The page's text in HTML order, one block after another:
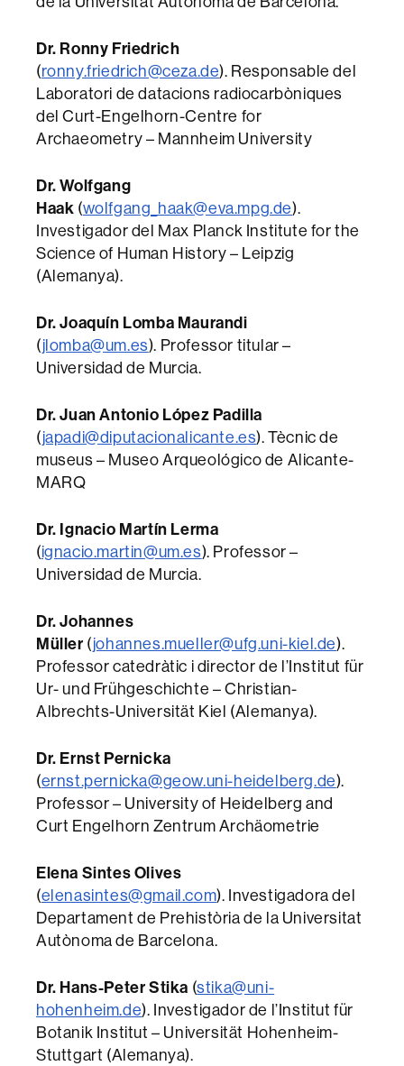
Dr. Ronny Friedrich
(ronny.friedrich@ceza.de). Responsable del
Laboratori de datacions radiocarbòniques
del Curt-Engelhorn-Centre for
Archaeometry – Mannheim University
Dr. Wolfgang
Haak (wolfgang_haak@eva.mpg.de).
Investigador del Max Planck Institute for the
Science of Human History – Leipzig
(Alemanya).
Dr. Joaquín Lomba Maurandi
(jlomba@um.es). Professor titular –
Universidad de Murcia.
Dr. Juan Antonio López Padilla
(japadi@diputacionalicante.es). Tècnic de
museus – Museo Arqueológico de Alicante-
MARQ
Dr. Ignacio Martín Lerma
(ignacio.martin@um.es). Professor –
Universidad de Murcia.
Dr. Johannes
Müller (johannes.mueller@ufg.uni-kiel.de).
Professor catedràtic i director de l’Institut für
Ur- und Frühgeschichte – Christian-
Albrechts-Universität Kiel (Alemanya).
Dr. Ernst Pernicka
(ernst.pernicka@geow.uni-heidelberg.de).
Professor – University of Heidelberg and
Curt Engelhorn Zentrum Archäometrie
Elena Sintes Olives
(elenasintes@gmail.com). Investigadora del
Departament de Prehistòria de la Universitat
Autònoma de Barcelona.
Dr. Hans-Peter Stika (stika@uni-
hohenheim.de). Investigador de l’Institut für
Botanik Institut – Universität Hohenheim-
Stuttgart (Alemanya).